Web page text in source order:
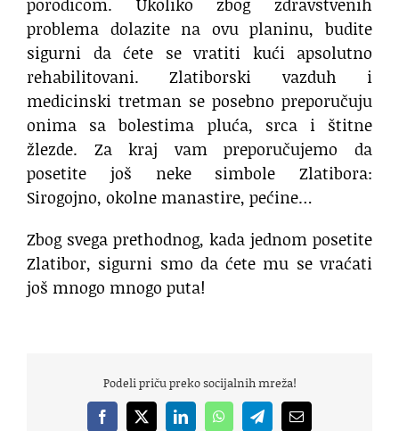
problema dolazite na ovu planinu, budite
sigurni da ćete se vratiti kući apsolutno
rehabilitovani. Zlatiborski vazduh i
medicinski tretman se posebno preporučuju
onima sa bolestima pluća, srca i štitne
žlezde. Za kraj vam preporučujemo da
posetite još neke simbole Zlatibora:
Sirogojno, okolne manastire, pećine…
Zbog svega prethodnog, kada jednom posetite
Zlatibor, sigurni smo da ćete mu se vraćati
još mnogo mnogo puta!
Podeli priču preko socijalnih mreža!
Facebook
X LinkedInWhatsAppTelegramEmail